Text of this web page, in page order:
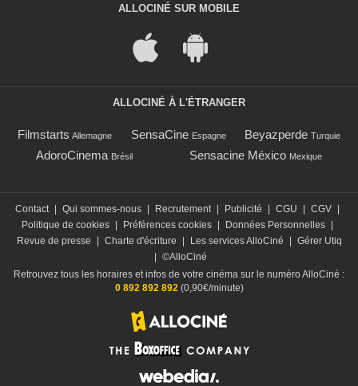
ALLOCINÉ SUR MOBILE
ALLOCINÉ À L'ÉTRANGER
Filmstarts Allemagne SensaCine Espagne Beyazperde Turquie
AdoroCinema Brésil Sensacine México Mexique
Contact Qui sommes-nous Recrutement Publicité CGU CGV
Politique de cookies
Préférences cookies Données Personnelles
Revue de presse
Charte d'écriture Les services AlloCiné
Gérer Utiq
©AlloCiné
Retrouvez tous les horaires et infos de votre cinéma sur le numéro AlloCiné :
0 892 892 892(0,90€/minute)